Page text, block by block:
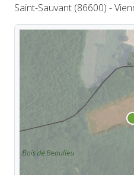
Saint-Sauvant (86600) -